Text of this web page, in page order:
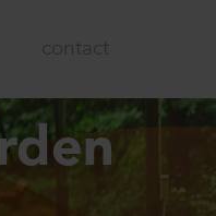
contact